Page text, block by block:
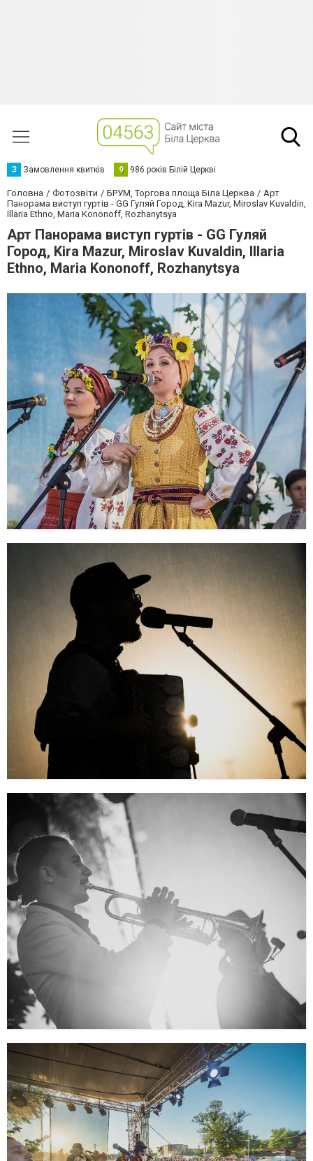
З Замовлення квитків 9 986 років Білій Церкві
Головна Фотозвіти БРУМ, Торгова площа Біла Церква
Арт
Панорама виступ гуртів - GG Гуляй Город, Kira Mazur, Miroslav Kuvaldin,
Illaria Ethno, Maria Kononoff, Rozhanytsya
Арт Панорама виступ гуртів - GG Гуляй
Город, Kira Mazur, Miroslav Kuvaldin, Illaria
Ethno, Maria Kononoff, Rozhanytsya